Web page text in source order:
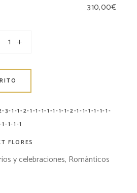
3-1-1-2-1-1-1-1-1-1-1-2-1-1-1-1-1-1-
1-1-1
FLORES
y celebraciones, Románticos